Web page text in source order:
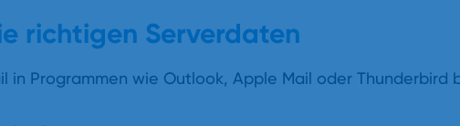
richtigen Serverdaten
in Programmen wie Outlook, Apple Mail oder